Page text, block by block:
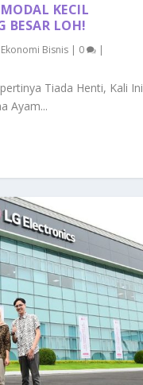
KECIL
BESAR LOH!
Ekonomi Bisnis | 0 |
Tiada Henti, Kali Ini
Ayam...